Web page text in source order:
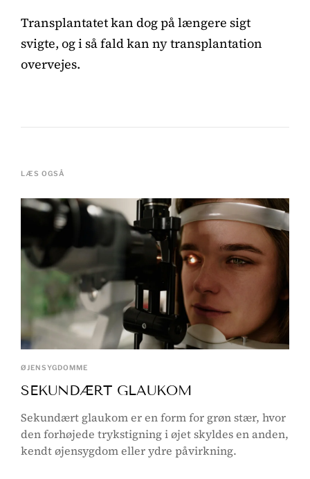
Transplantatet kan dog på længere sigt
svigte, og i så fald kan ny transplantation
overvejes.
LÆS OGSÅ
ØJENSYGDOMME
SEKUNDÆRT GLAUKOM
Sekundært glaukom er en form for grøn stær, hvor
den forhøjede trykstigning i øjet skyldes en anden,
kendt øjensygdom eller ydre påvirkning.